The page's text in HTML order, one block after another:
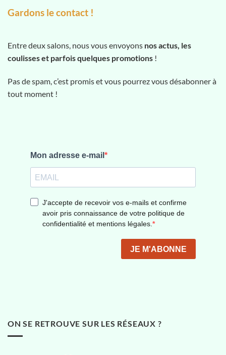
Gardons le contact !
Entre deux salons, nous vous envoyons nos actus, les
coulisses et parfois quelques promotions !
Pas de spam, c’est promis et vous pourrez vous désabonner à
tout moment !
ON SE RETROUVE SUR LES RÉSEAUX ?